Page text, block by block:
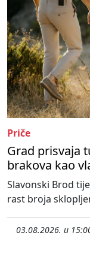
Priče
Grad prisvaja
brakova kao
Slavonski Brod
rast broja
03.08.2026. u